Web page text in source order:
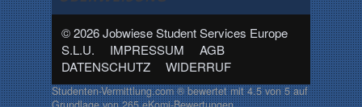
© 2026 Jobwiese Student Services Europe
S.L.U.
IMPRESSUM
AGB
DATENSCHUTZ
WIDERRUF
Studenten-Vermittlung.com ®bewertet mit4.5von5auf